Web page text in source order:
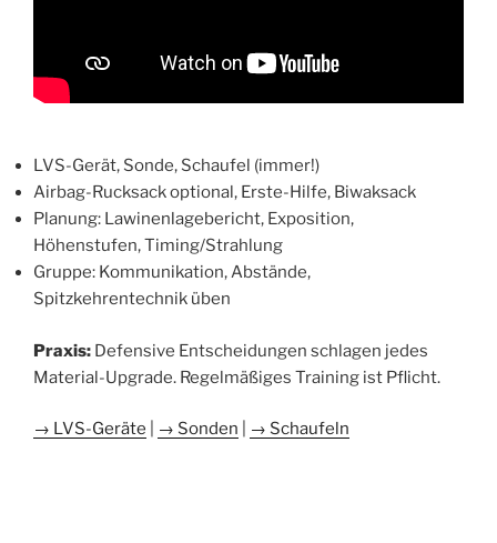
LVS-Gerät, Sonde, Schaufel (immer!)
Airbag-Rucksack optional, Erste-Hilfe, Biwaksack
Planung: Lawinenlagebericht, Exposition,
Höhenstufen, Timing/Strahlung
Gruppe: Kommunikation, Abstände,
Spitzkehrentechnik üben
Praxis: Defensive Entscheidungen schlagen jedes
Material-Upgrade. Regelmäßiges Training ist Pflicht.
→ LVS-Geräte → Sonden → Schaufeln